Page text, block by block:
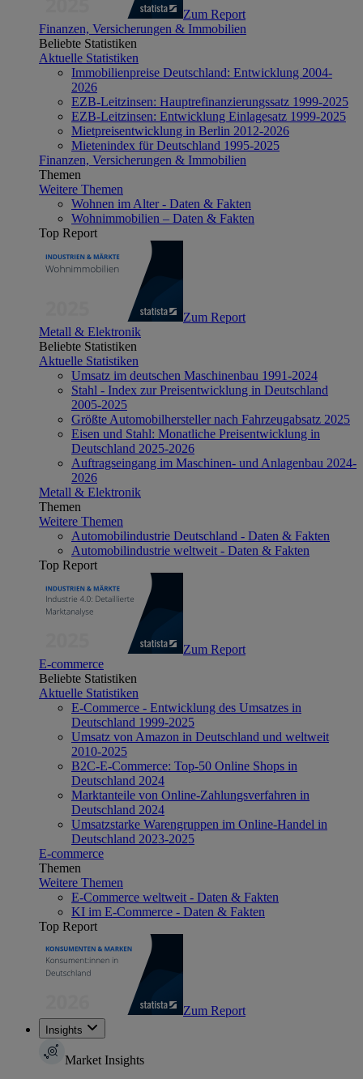
Zum Report
Finanzen, Versicherungen & Immobilien
Beliebte Statistiken
Aktuelle Statistiken
Immobilienpreise Deutschland: Entwicklung 2004-
2026
EZB-Leitzinsen: Hauptrefinanzierungssatz 1999-2025
EZB-Leitzinsen: Entwicklung Einlagesatz 1999-2025
Mietpreisentwicklung in Berlin 2012-2026
Mietenindex für Deutschland 1995-2025
Finanzen, Versicherungen & Immobilien
Themen
Weitere Themen
Wohnen im Alter - Daten & Fakten
Wohnimmobilien – Daten & Fakten
Top Report
Zum Report
Metall & Elektronik
Beliebte Statistiken
Aktuelle Statistiken
Umsatz im deutschen Maschinenbau 1991-2024
Stahl - Index zur Preisentwicklung in Deutschland
2005-2025
Größte Automobilhersteller nach Fahrzeugabsatz 2025
Eisen und Stahl: Monatliche Preisentwicklung in
Deutschland 2025-2026
Auftragseingang im Maschinen- und Anlagenbau 2024-
2026
Metall & Elektronik
Themen
Weitere Themen
Automobilindustrie Deutschland - Daten & Fakten
Automobilindustrie weltweit - Daten & Fakten
Top Report
Zum Report
E-commerce
Beliebte Statistiken
Aktuelle Statistiken
E-Commerce - Entwicklung des Umsatzes in
Deutschland 1999-2025
Umsatz von Amazon in Deutschland und weltweit
2010-2025
B2C-E-Commerce: Top-50 Online Shops in
Deutschland 2024
Marktanteile von Online-Zahlungsverfahren in
Deutschland 2024
Umsatzstarke Warengruppen im Online-Handel in
Deutschland 2023-2025
E-commerce
Themen
Weitere Themen
E-Commerce weltweit - Daten & Fakten
KI im E-Commerce - Daten & Fakten
Top Report
Zum Report
Insights
Market Insights